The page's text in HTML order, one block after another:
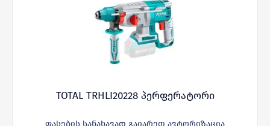
TOTAL TRHLI20228 პერფერატორი
ფასების სანახავად გაიარეთ ავტორიზაცია